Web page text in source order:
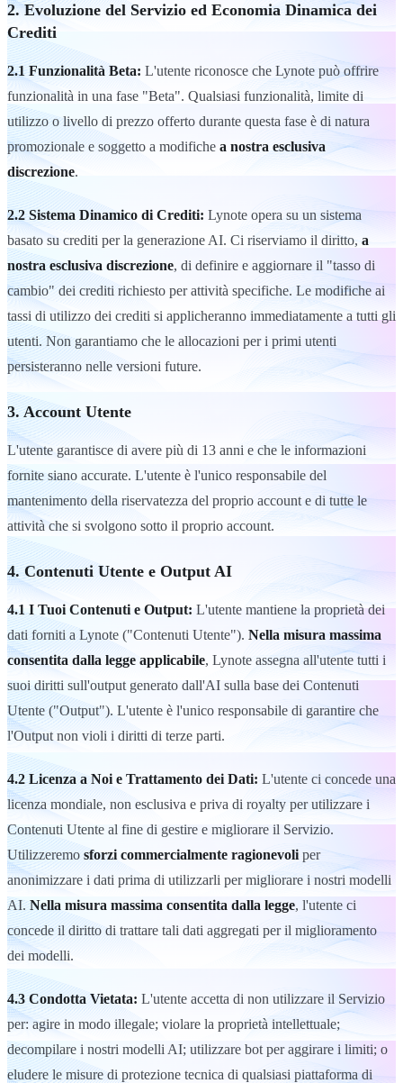
2. Evoluzione del Servizio ed Economia Dinamica dei
Crediti
2.1 Funzionalità Beta: L'utente riconosce che Lynote può offrire
funzionalità in una fase "Beta". Qualsiasi funzionalità, limite di
utilizzo o livello di prezzo offerto durante questa fase è di natura
promozionale e soggetto a modifiche a nostra esclusiva
discrezione.
2.2 Sistema Dinamico di Crediti: Lynote opera su un sistema
basato su crediti per la generazione AI. Ci riserviamo il diritto, a
nostra esclusiva discrezione, di definire e aggiornare il "tasso di
cambio" dei crediti richiesto per attività specifiche. Le modifiche ai
tassi di utilizzo dei crediti si applicheranno immediatamente a tutti gli
utenti. Non garantiamo che le allocazioni per i primi utenti
persisteranno nelle versioni future.
3. Account Utente
L'utente garantisce di avere più di 13 anni e che le informazioni
fornite siano accurate. L'utente è l'unico responsabile del
mantenimento della riservatezza del proprio account e di tutte le
attività che si svolgono sotto il proprio account.
4. Contenuti Utente e Output AI
4.1 I Tuoi Contenuti e Output: L'utente mantiene la proprietà dei
dati forniti a Lynote ("Contenuti Utente"). Nella misura massima
consentita dalla legge applicabile, Lynote assegna all'utente tutti i
suoi diritti sull'output generato dall'AI sulla base dei Contenuti
Utente ("Output"). L'utente è l'unico responsabile di garantire che
l'Output non violi i diritti di terze parti.
4.2 Licenza a Noi e Trattamento dei Dati: L'utente ci concede una
licenza mondiale, non esclusiva e priva di royalty per utilizzare i
Contenuti Utente al fine di gestire e migliorare il Servizio.
Utilizzeremo sforzi commercialmente ragionevoli per
anonimizzare i dati prima di utilizzarli per migliorare i nostri modelli
AI.Nella misura massima consentita dalla legge, l'utente ci
concede il diritto di trattare tali dati aggregati per il miglioramento
dei modelli.
4.3 Condotta Vietata: L'utente accetta di non utilizzare il Servizio
per: agire in modo illegale; violare la proprietà intellettuale;
decompilare i nostri modelli AI; utilizzare bot per aggirare i limiti; o
eludere le misure di protezione tecnica di qualsiasi piattaforma di